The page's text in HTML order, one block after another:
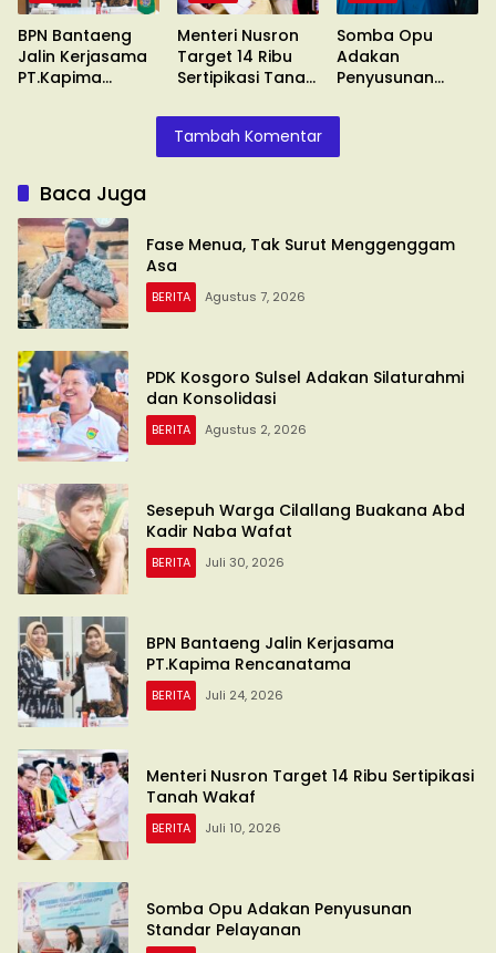
BPN Bantaeng
Jalin Kerjasama
PT.Kapima
Menteri Nusron
Target 14 Ribu
Sertipikasi Tanah
Somba Opu
Adakan
Penyusunan
Pelayanan
Tambah Komentar
Baca Juga
Fase Menua, Tak Surut Menggenggam
Asa
BERITA Agustus 7, 2026
PDK Kosgoro Sulsel Adakan Silaturahmi
dan Konsolidasi
BERITA Agustus 2, 2026
Sesepuh Warga Cilallang Buakana Abd
Kadir Naba Wafat
BERITA Juli 30, 2026
BPN Bantaeng Jalin Kerjasama
PT.Kapima Rencanatama
BERITA Juli 24, 2026
Menteri Nusron Target 14 Ribu Sertipikasi
Tanah Wakaf
BERITA Juli 10, 2026
Somba Opu Adakan Penyusunan
Standar Pelayanan